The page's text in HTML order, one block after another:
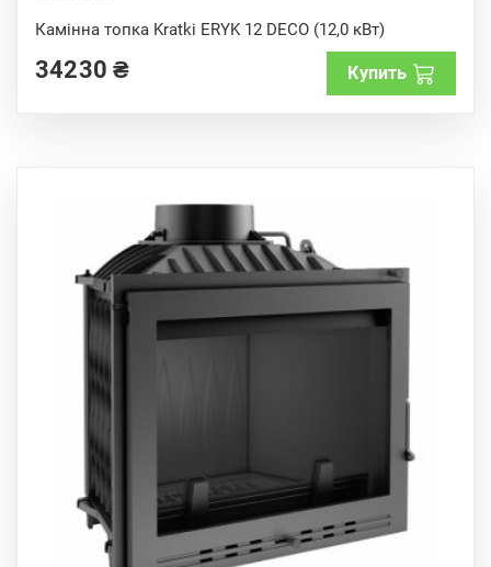
Камінна топка Kratki ERYK 12 DECO (12,0 кВт)
o
u
o
f
34230₴ Купить